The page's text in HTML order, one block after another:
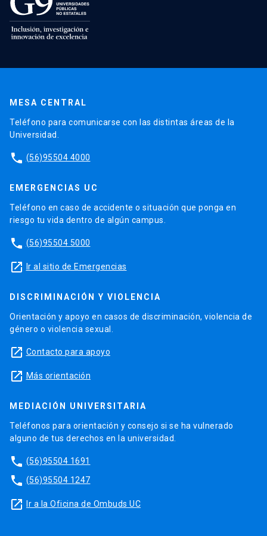
MESA CENTRAL
Teléfono para comunicarse con las distintas áreas de la
Universidad.
phone (56)95504 4000
EMERGENCIAS UC
Teléfono en caso de accidente o situación que ponga en
riesgo tu vida dentro de algún campus.
phone (56)95504 5000
launch Ir al sitio de Emergencias
DISCRIMINACIÓN Y VIOLENCIA
Orientación y apoyo en casos de discriminación, violencia de
género o violencia sexual.
launch Contacto para apoyo
launch Más orientación
MEDIACIÓN UNIVERSITARIA
Teléfonos para orientación y consejo si se ha vulnerado
alguno de tus derechos en la universidad.
phone (56)95504 1691
phone (56)95504 1247
launch Ir a la Oficina de Ombuds UC